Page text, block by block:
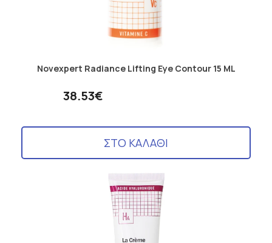
Novexpert Radiance Lifting Eye Contour 15 ML
38.53€
ΣΤΟ ΚΑΛΑΘΙ